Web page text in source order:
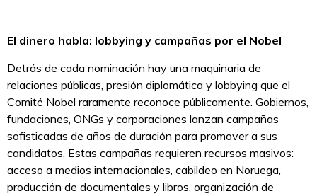
El dinero habla: lobbying y campañas por el Nobel
Detrás de cada nominación hay una maquinaria de
relaciones públicas, presión diplomática y lobbying que el
Comité Nobel raramente reconoce públicamente. Gobiernos,
fundaciones, ONGs y corporaciones lanzan campañas
sofisticadas de años de duración para promover a sus
candidatos. Estas campañas requieren recursos masivos:
acceso a medios internacionales, cabildeo en Noruega,
producción de documentales y libros, organización de